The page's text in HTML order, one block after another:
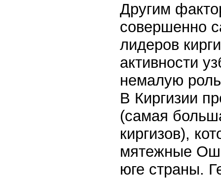
Другим
совершенно
лидеров
активности
немалую
В Киргизии
(самая
киргизов),
мятежные
юге страны.